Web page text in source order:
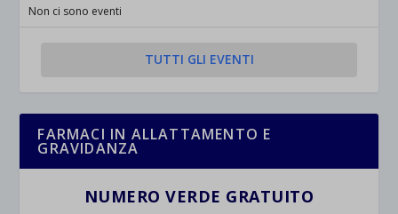
Non ci sono eventi
TUTTI GLI EVENTI
FARMACI IN ALLATTAMENTO E
GRAVIDANZA
NUMERO VERDE GRATUITO